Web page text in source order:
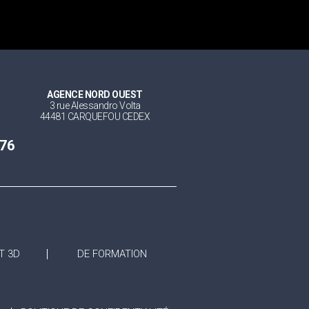
AGENCE NORD OUEST
3 rue Alessandro Volta
44481 CARQUEFOU CEDEX
3D DE FORMATION